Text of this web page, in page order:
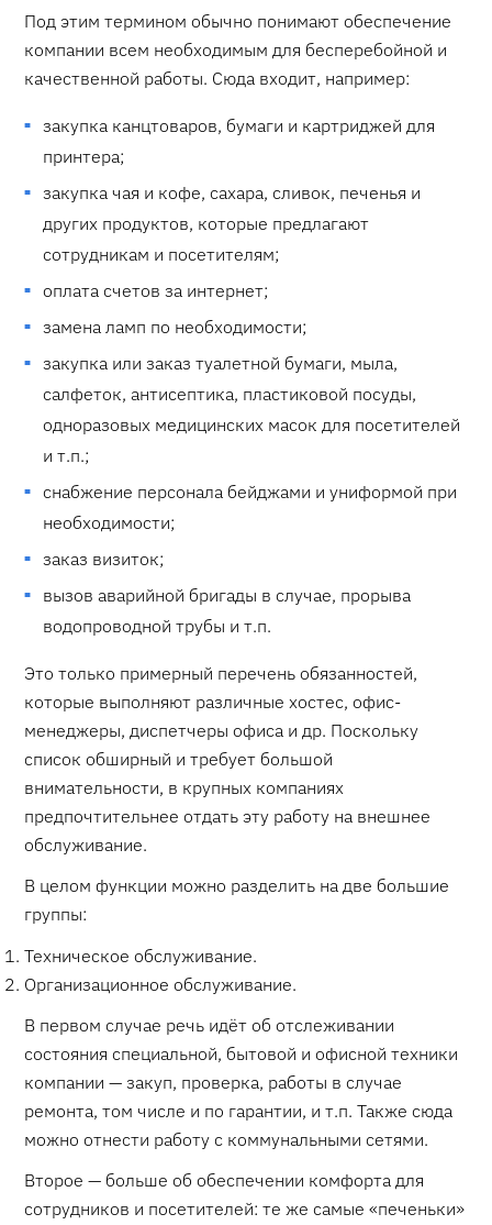
Под этим термином обычно понимают обеспечение
компании всем необходимым для бесперебойной и
качественной работы. Сюда входит, например:
закупка канцтоваров, бумаги и картриджей для
принтера;
закупка чая и кофе, сахара, сливок, печенья и
других продуктов, которые предлагают
сотрудникам и посетителям;
оплата счетов за интернет;
замена ламп по необходимости;
закупка или заказ туалетной бумаги, мыла,
салфеток, антисептика, пластиковой посуды,
одноразовых медицинских масок для посетителей
и т.п.;
снабжение персонала бейджами и униформой при
необходимости;
заказ визиток;
вызов аварийной бригады в случае, прорыва
водопроводной трубы и т.п.
Это только примерный перечень обязанностей,
которые выполняют различные хостес, офис-
менеджеры, диспетчеры офиса и др. Поскольку
список обширный и требует большой
внимательности, в крупных компаниях
предпочтительнее отдать эту работу на внешнее
обслуживание.
В целом функции можно разделить на две большие
группы:
Техническое обслуживание.
Организационное обслуживание.
В первом случае речь идёт об отслеживании
состояния специальной, бытовой и офисной техники
компании — закуп, проверка, работы в случае
ремонта, том числе и по гарантии, и т.п. Также сюда
можно отнести работу с коммунальными сетями.
Второе — больше об обеспечении комфорта для
сотрудников и посетителей: те же самые «печеньки»